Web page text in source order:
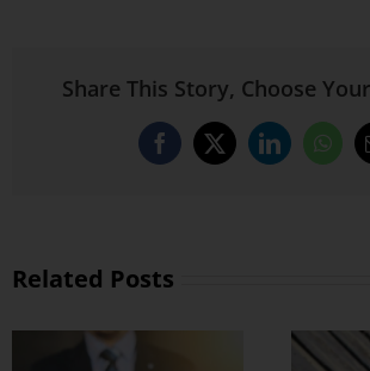
Share This Story, Choose
Facebook
X LinkedIn
Related Posts